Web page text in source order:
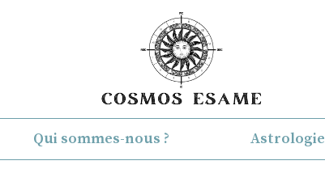
Qui sommes-nous ? Astrologie